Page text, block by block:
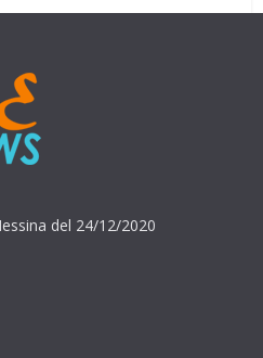
del 24/12/2020